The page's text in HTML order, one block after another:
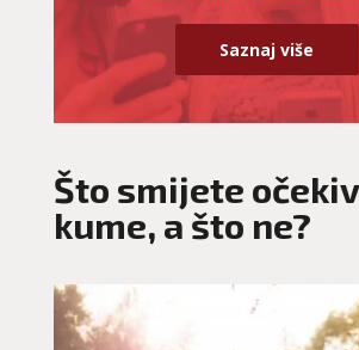
Saznaj više
Što smijete
kume, a što ne?